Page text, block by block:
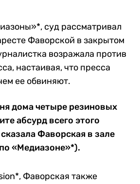
суд рассматривал
Фаворской в закрытом
возражала против
настаивая, что пресса
ее обвиняют.
дома четыре резиновых
абсурд всего этого
Фаворская в зале
«Медиазоне»*).
Фаворская также